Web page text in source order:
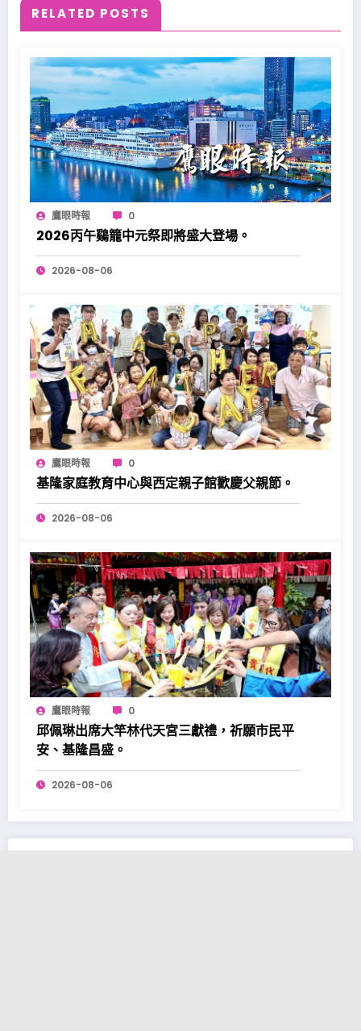
RELATED POSTS
鷹眼時報 0
2026丙午鷄籠中元祭即將盛大登場。
2026-08-06
鷹眼時報 0
基隆家庭教育中心與西定親子館歡慶父親節。
2026-08-06
鷹眼時報 0
邱佩琳出席大竿林代天宮三獻禮，祈願市民平
安、基隆昌盛。
2026-08-06